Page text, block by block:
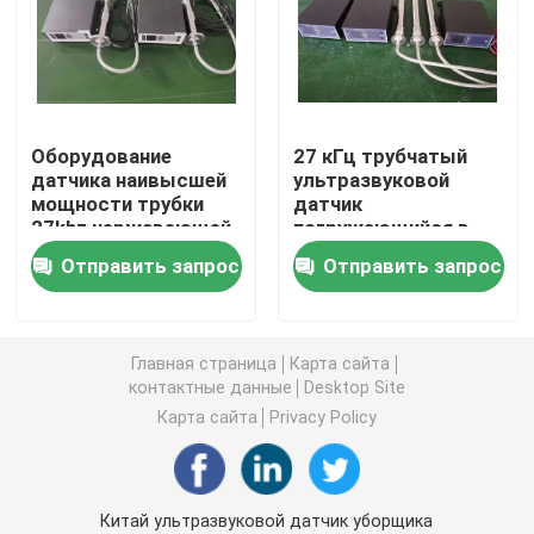
пьезоэлектрический ультразвуковой датчик
Генератор цифров ультразвуковой
ультразвуковой частоты генератора
Ультразвуковой очистки машина
Ультразвуковой Disruptor клетки
Ультразвуковой реактор
Оборудование
датчика наивысшей
мощности трубки
27khz нержавеющей
стали
ультразвуковое для
чистки
Отправить запрос
27 кГц трубчатый
ультразвуковой
датчик
погружающийся в
резервуар для
жидкости
Отправить запрос
Главная страница
Карта сайта
контактные данные
Desktop Site
Карта сайта
Privacy Policy
Китай ультразвуковой датчик уборщика